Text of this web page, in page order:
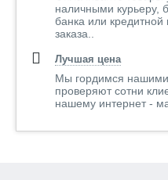
наличными курьеру,
банка или
заказа..
Лучшая цена
Мы гордимся
проверяют сотни
нашему интернет -